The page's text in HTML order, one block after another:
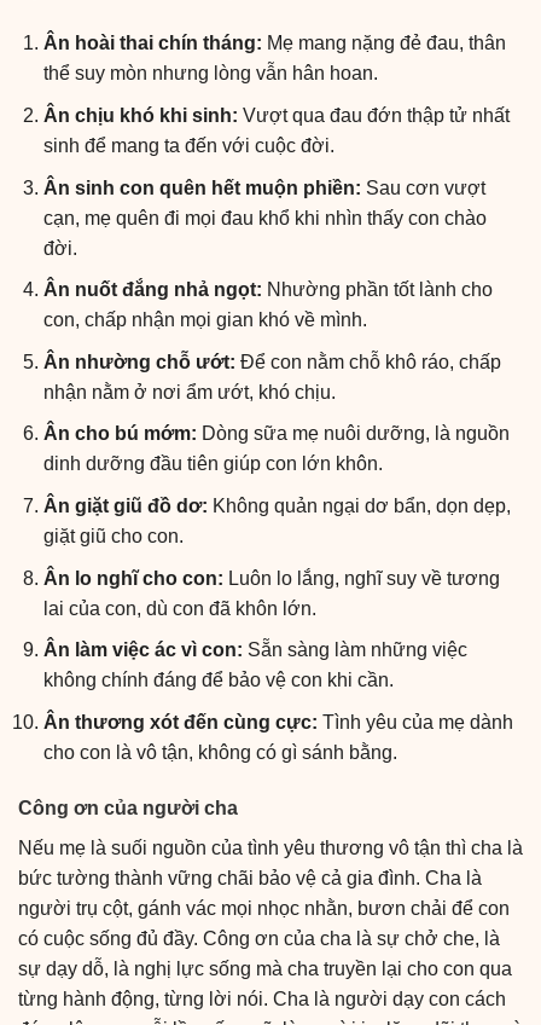
Ân hoài thai chín tháng: Mẹ mang nặng đẻ đau, thân
thể suy mòn nhưng lòng vẫn hân hoan.
Ân chịu khó khi sinh: Vượt qua đau đớn thập tử nhất
sinh để mang ta đến với cuộc đời.
Ân sinh con quên hết muộn phiền: Sau cơn vượt
cạn, mẹ quên đi mọi đau khổ khi nhìn thấy con chào
đời.
Ân nuốt đắng nhả ngọt: Nhường phần tốt lành cho
con, chấp nhận mọi gian khó về mình.
Ân nhường chỗ ướt: Để con nằm chỗ khô ráo, chấp
nhận nằm ở nơi ẩm ướt, khó chịu.
Ân cho bú mớm: Dòng sữa mẹ nuôi dưỡng, là nguồn
dinh dưỡng đầu tiên giúp con lớn khôn.
Ân giặt giũ đồ dơ: Không quản ngại dơ bẩn, dọn dẹp,
giặt giũ cho con.
Ân lo nghĩ cho con: Luôn lo lắng, nghĩ suy về tương
lai của con, dù con đã khôn lớn.
Ân làm việc ác vì con: Sẵn sàng làm những việc
không chính đáng để bảo vệ con khi cần.
Ân thương xót đến cùng cực: Tình yêu của mẹ dành
cho con là vô tận, không có gì sánh bằng.
Công ơn của người cha
Nếu mẹ là suối nguồn của tình yêu thương vô tận thì cha là
bức tường thành vững chãi bảo vệ cả gia đình. Cha là
người trụ cột, gánh vác mọi nhọc nhằn, bươn chải để con
có cuộc sống đủ đầy. Công ơn của cha là sự chở che, là
sự dạy dỗ, là nghị lực sống mà cha truyền lại cho con qua
từng hành động, từng lời nói. Cha là người dạy con cách